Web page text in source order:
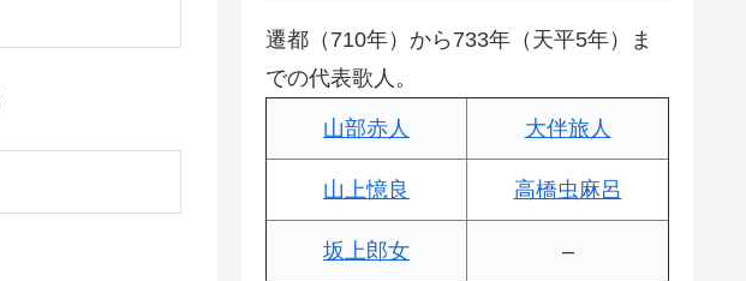
遷都（710年）から733年（天平5年）ま
での代表歌人。
山部赤人 大伴旅人
山上憶良 高橋虫麻呂
坂上郎女 –